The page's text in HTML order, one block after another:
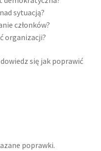
sytuacją?
członków?
organizacji?
się jak poprawić
poprawki.